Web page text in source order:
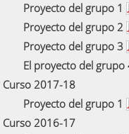
Proyecto del grupo 1
Proyecto del grupo 2
Proyecto del grupo 3
El proyecto del
Curso 2017-18
Proyecto del grupo 1
Curso 2016-17